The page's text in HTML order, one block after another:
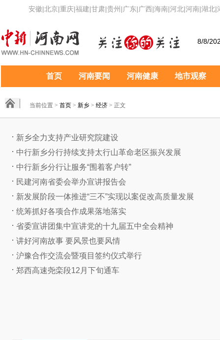
安徽|北京|重庆|福建|甘肃|贵州 |广东|广西|海南|河北|河南|湖北|
8/8/
首页 河南要闻 河南健康 地市观察
当前位置 > 首页 > 新乡 > 经济 > 正文
新乡全力支持产业研究院建设
中行新乡分行持续支持太行山革命老区振兴发展
中行新乡分行让服务“围着客户转”
民建河南省委会举办宣讲报告会
新发展阶段一体推进“三不”实现以案促改高质量发展
统筹抓好各项合作成果落地落实
省委宣讲团集中宣讲党的十九届五中全会精神
讲好河南故事 要风景也要风情
沪豫合作交流会暨项目签约仪式举行
郑西高速尧栾段12月下旬通车